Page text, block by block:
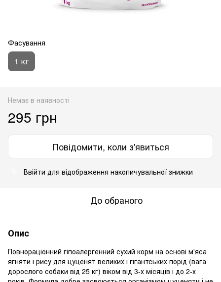
Фасування
1 кг
Немає в наявності
295 грн
Повідомити, коли з'явиться
Ввійти для відображення накопичувальної знижки
До обраного
Опис
Повнораціонний гіпоалергенний сухий корм на основі м'яса
ягняти і рису для цуценят великих і гігантських порід (вага
дорослого собаки від 25 кг) віком від 3-х місяців і до 2-х